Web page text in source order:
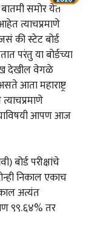
बातमी समोर येत
त्याचप्रमाणे
की स्टेट बोर्ड
परंतु या बोर्डच्या
देखील वेगळे
आता महाराष्ट्र
आपण आज
बोर्ड परीक्षांचे
निकाल एकाच
अत्यंत
९९.६४% तर